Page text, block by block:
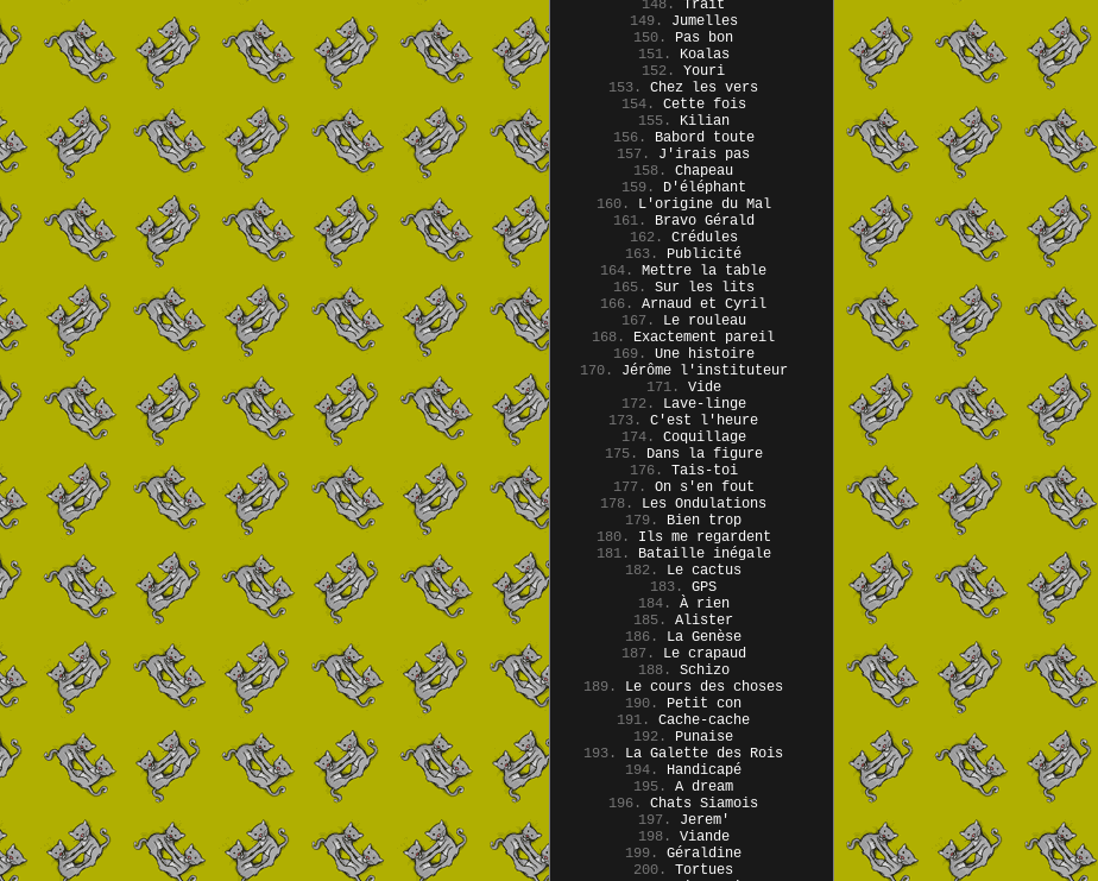
148. Trait
149.
Jumelles
150. Pas bon
151.
Koalas
152. Youri
153. Chez les vers
154. Cette fois
155.
Kilian
156.
Babord toute
157. J'irais pas
158. Chapeau
159.
D'éléphant
160.
L'origine du Mal
161.
Bravo Gérald
162. Crédules
163. Publicité
164. Mettre la table
165. Sur les lits
166. Arnaud et Cyril
167.
Le rouleau
168. Exactement pareil
169. Une histoire
170.
Jérôme l'instituteur
171. Vide
172.
Lave-linge
173. C'est l'heure
174. Coquillage
175.
Dans la figure
176. Tais-toi
177. On s'en fout
178. Les Ondulations
179. Bien trop
180.
Ils me regardent
181.
Bataille inégale
182. Le cactus
183. GPS
184. À rien
185. Alister
186. La Genèse
187.
Le crapaud
188. Schizo
189. Le cours des choses
190. Petit con
191. Cache-cache
192. Punaise
193. La Galette des Rois
194. Handicapé
195. A dream
196. Chats Siamois
197.
Jerem'
198. Viande
199. Géraldine
200. Tortues